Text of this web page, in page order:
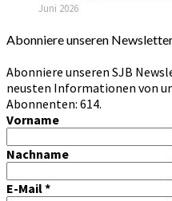
Juni 2026
Abonniere unseren
Abonniere unseren SJB
neusten Informationen von
Abonnenten: 614.
Vorname
Nachname
E-Mail*